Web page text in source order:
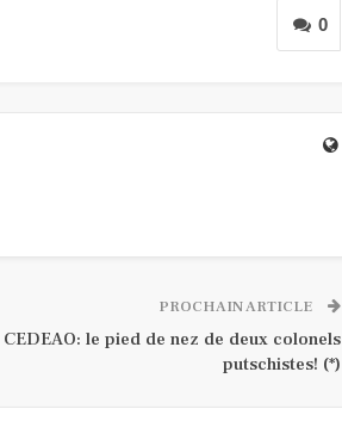
0
PROCHAIN ARTICLE
CEDEAO: le pied de nez de deux colonels
putschistes! (*)